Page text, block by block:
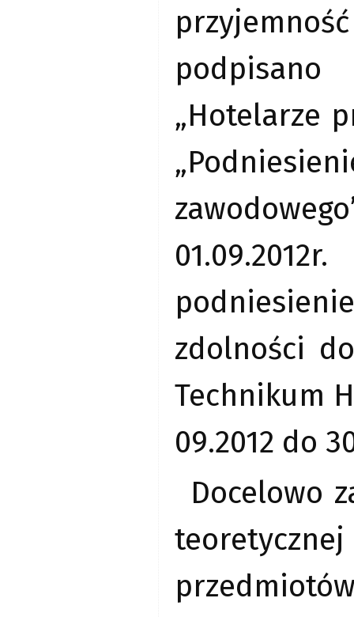
„Hotelarze
zdolności
Technikum
09.2012 do
Docelowo